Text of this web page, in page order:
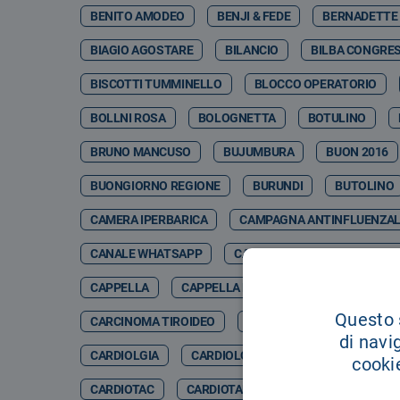
BENITO AMODEO BENJI & FEDE
BIAGIO AGOSTARE BILANCIO BILBA
BISCOTTI TUMMINELLO BLOCCO OPERATORIO
BOLLNI ROSA BOLOGNETTA BOTULINO
BRUNO MANCUSO BUJUMBURA BUON 2016
BUONGIORNO REGIONE BURUNDI BUTOLINO
CAMERA IPERBARICA CAMPAGNA
CANALE WHATSAPP CANCER GENETIC CENTER
CAPPELLA CAPPELLA DELL'OSPEDALE
CARCINOMA TIROIDEO CARCINOSI PERITONEALE
CARDIOLGIA CARDIOLOGCIA
CARDIOTAC CARDIOTARACICA
di